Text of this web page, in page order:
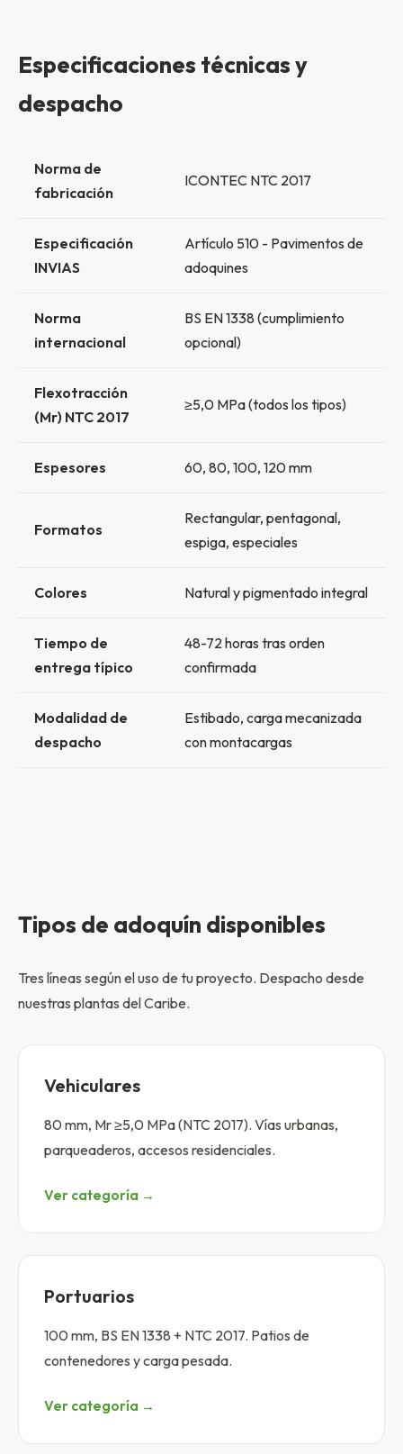
Especificaciones técnicas y
despacho
Norma de
fabricación
ICONTEC NTC 2017
Especificación
INVIAS
Artículo 510 - Pavimentos de
adoquines
Norma
internacional
BS EN 1338 (cumplimiento
opcional)
Flexotracción
(Mr) NTC 2017
≥5,0 MPa (todos los tipos)
Espesores 60, 80, 100, 120 mm
Formatos
Rectangular, pentagonal,
espiga, especiales
Colores Natural y pigmentado integral
Tiempo de
entrega típico
48-72 horas tras orden
confirmada
Modalidad de
despacho
Estibado, carga mecanizada
con montacargas
Tipos de adoquín disponibles
Tres líneas según el uso de tu proyecto. Despacho desde
nuestras plantas del Caribe.
Vehiculares
80 mm, Mr ≥5,0 MPa (NTC 2017). Vías urbanas,
parqueaderos, accesos residenciales.
Ver categoría →
Portuarios
100 mm, BS EN 1338 + NTC 2017. Patios de
contenedores y carga pesada.
Ver categoría →